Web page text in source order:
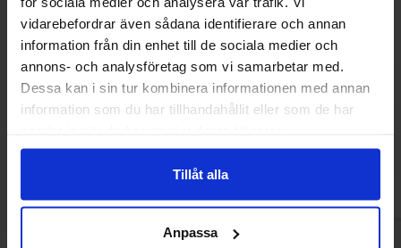
vidarebefordrar även sådana identifierare och annan
information från din enhet till de sociala medier och
annons- och analysföretag som vi samarbetar med.
Dessa kan i sin tur kombinera informationen med annan
information som du har tillhandahållit eller som de har
Tillåt alla
Anpassa
Twizzlers Strawberry 198g
4.99 EUR
Twizzlers Cherry